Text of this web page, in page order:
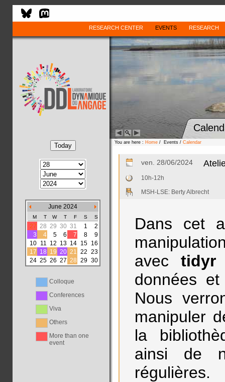
RESEARCH CENTER EVENTS RESEARCH
June 2024
M T W T F S S
27 28 29 30 31 1
2
3
4 5 6 7 8
9
10 11 12 13 14 15 16
17 18 19 20 21 22 23
24 25 26 27 28 29 30
Colloque
Conferences
Viva
Others
More than one
event
You are here : Home / Events / Calendar
ven. 28/06/2024
10h-12h
MSH-LSE: Berty Albrecht
Dans cet
avec tidyr
données
Nous
manipuler
la
ainsi de
régulières.